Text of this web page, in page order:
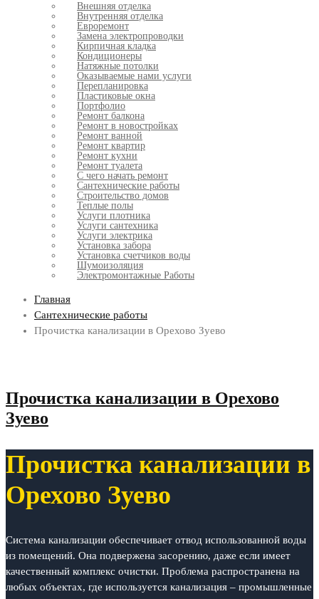
Внешняя отделка
Внутренняя отделка
Евроремонт
Замена электропроводки
Кирпичная кладка
Кондиционеры
Натяжные потолки
Оказываемые нами услуги
Перепланировка
Пластиковые окна
Портфолио
Ремонт балкона
Ремонт в новостройках
Ремонт ванной
Ремонт квартир
Ремонт кухни
Ремонт туалета
С чего начать ремонт
Сантехнические работы
Строительство домов
Теплые полы
Услуги плотника
Услуги сантехника
Услуги электрика
Установка забора
Установка счетчиков воды
Шумоизоляция
Электромонтажные Работы
Главная
Сантехнические работы
Прочистка канализации в Орехово Зуево
Прочистка канализации в Орехово
Зуево
Прочистка канализации в
Орехово Зуево
Система канализации обеспечивает отвод использованной воды
из помещений. Она подвержена засорению, даже если имеет
качественный комплекс очистки. Проблема распространена на
любых объектах, где используется канализация – промышленные